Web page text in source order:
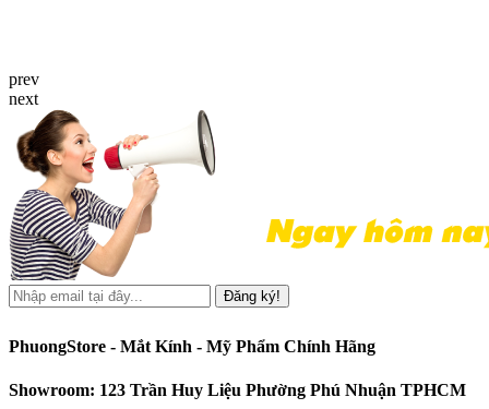
prev
next
Đăng ký!
PhuongStore - Mắt Kính - Mỹ Phẩm Chính Hãng
Showroom: 123 Trần Huy Liệu Phường Phú Nhuận TPHCM